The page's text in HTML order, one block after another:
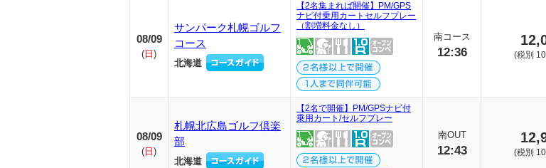
08/09
( 日 )
サンパーク札幌ゴルフ
コース
北海道
【2名集まれば開催】PM/GPS
ナビ付乗用カートセルフプレー
（割増料金なし）
南コース
12:36 (税別
08/09
( 日 )
札幌北広島ゴルフ倶楽
部
北海道
【2名で開催】PM/GPSナビ付
乗用カート/セルフプレー
南OUT
12:43 (税別